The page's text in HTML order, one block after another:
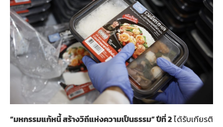
“มหกรรมแก้หนี้ สร้างวิถีแห่งความเป็นธรรม”ปีที่2ได้รับเกียรติ